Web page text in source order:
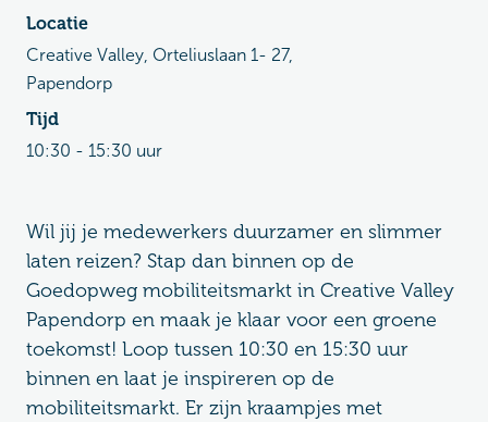
Locatie
Creative Valley, Orteliuslaan 1- 27,
Papendorp
Tijd
10:30 - 15:30 uur
Wil jij je medewerkers duurzamer en slimmer
laten reizen? Stap dan binnen op de
Goedopweg mobiliteitsmarkt in Creative Valley
Papendorp en maak je klaar voor een groene
toekomst! Loop tussen 10:30 en 15:30 uur
binnen en laat je inspireren op de
mobiliteitsmarkt. Er zijn kraampjes met